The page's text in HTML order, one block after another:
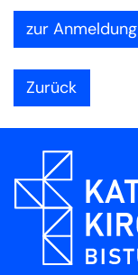
zur Anmeldung
Zurück